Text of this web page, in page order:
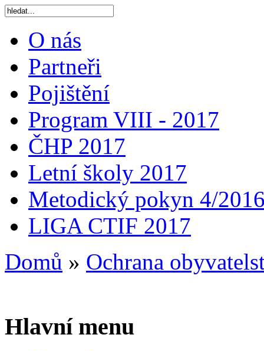
O nás
Partneři
Pojištění
Program VIII - 2017
ČHP 2017
Letní školy 2017
Metodický pokyn 4/
LIGA CTIF 2017
Domů » Ochrana
Hlavní menu